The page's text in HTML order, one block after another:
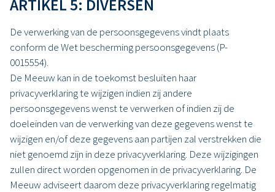
ARTIKEL 5: DIVERSEN
De verwerking van de persoonsgegevens vindt plaats
conform de Wet bescherming persoonsgegevens (P-
0015554).
De Meeuw kan in de toekomst besluiten haar
privacyverklaring te wijzigen indien zij andere
persoonsgegevens wenst te verwerken of indien zij de
doeleinden van de verwerking van deze gegevens wenst te
wijzigen en/of deze gegevens aan partijen zal verstrekken die
niet genoemd zijn in deze privacyverklaring. Deze wijzigingen
zullen direct worden opgenomen in de privacyverklaring. De
Meeuw adviseert daarom deze privacyverklaring regelmatig